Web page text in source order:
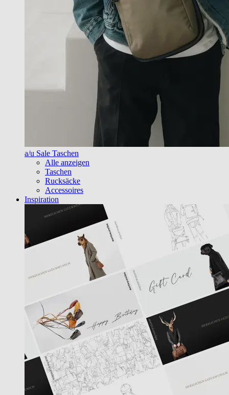
a/u Sale Taschen
Alle anzeigen
Taschen
Rucksäcke
Accessoires
Inspiration